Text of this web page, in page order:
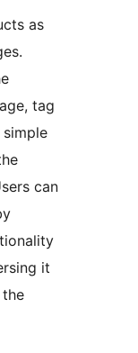
as
tag
can
it